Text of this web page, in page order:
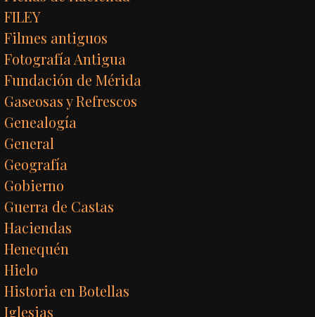
FILEY
Filmes antiguos
Fotografía Antigua
Fundación de Mérida
Gaseosas y Refrescos
Genealogía
General
Geografía
Gobierno
Guerra de Castas
Haciendas
Henequén
Hielo
Historia en Botellas
Iglesias